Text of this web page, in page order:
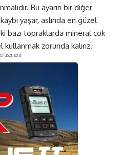
Bu ayarın bir diğer
yaşar, aslında en güzel
bazı topraklarda mineral çok
zorunda kalırız.
-